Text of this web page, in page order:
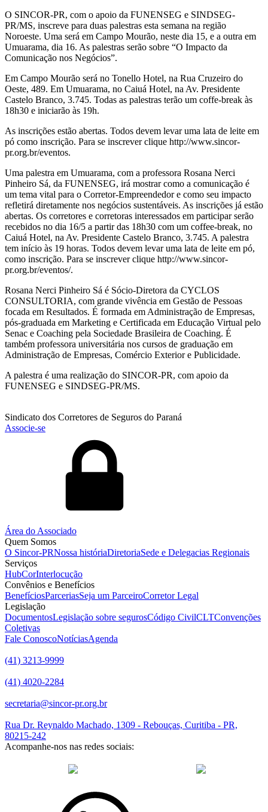
O SINCOR-PR, com o apoio da FUNENSEG e SINDSEG-
PR/MS, inscreve para duas palestras esta semana na região
Noroeste. Uma será em Campo Mourão, neste dia 15, e a outra em
Umuarama, dia 16. As palestras serão sobre “O Impacto da
Comunicação nos Negócios”.
Em Campo Mourão será no Tonello Hotel, na Rua Cruzeiro do
Oeste, 489. Em Umuarama, no Caiuá Hotel, na Av. Presidente
Castelo Branco, 3.745. Todas as palestras terão um coffe-break às
18h30 e iniciarão às 19h.
As inscrições estão abertas. Todos devem levar uma lata de leite em
pó como inscrição. Para se inscrever clique http://www.sincor-
pr.org.br/eventos.
Uma palestra em Umuarama, com a professora Rosana Nerci
Pinheiro Sá, da FUNENSEG, irá mostrar como a comunicação é
um tema vital para o Corretor-Empreendedor e como seu impacto
refletirá diretamente nos negócios sustentáveis. As inscrições já estão
abertas. Os corretores e corretoras interessados em participar serão
recebidos no dia 16/5 a partir das 18h30 com um coffee-break, no
Caiuá Hotel, na Av. Presidente Castelo Branco, 3.745. A palestra
tem início às 19 horas. Todos devem levar uma lata de leite em pó,
como inscrição. Para se inscrever clique http://www.sincor-
pr.org.br/eventos/.
Rosana Nerci Pinheiro Sá é Sócio-Diretora da CYCLOS
CONSULTORIA, com grande vivência em Gestão de Pessoas
focada em Resultados. É formada em Administração de Empresas,
pós-graduada em Marketing e Certificada em Educação Virtual pelo
Senac e Coaching pela Sociedade Brasileira de Coaching. É
também professora universitária nos cursos de graduação em
Administração de Empresas, Comércio Exterior e Publicidade.
A palestra é uma realização do SINCOR-PR, com apoio da
FUNENSEG e SINDSEG-PR/MS.
Sindicato dos Corretores de Seguros do Paraná
Associe-se
Área do Associado
Quem Somos
O Sincor-PRNossa históriaDiretoriaSede e Delegacias Regionais
Serviços
HubCorInterlocução
Convênios e Benefícios
BenefíciosParceriasSeja um ParceiroCorretor Legal
Legislação
DocumentosLegislação sobre segurosCódigo CivilCLTConvenções
Coletivas
Fale ConoscoNotíciasAgenda
(41) 3213-9999
(41) 4020-2284
secretaria@sincor-pr.org.br
Rua Dr. Reynaldo Machado, 1309 - Rebouças, Curitiba - PR,
80215-242
Acompanhe-nos nas redes sociais: